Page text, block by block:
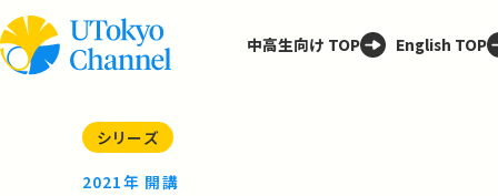
中高生向け TOP English TOP
シリーズ
2021年 開講